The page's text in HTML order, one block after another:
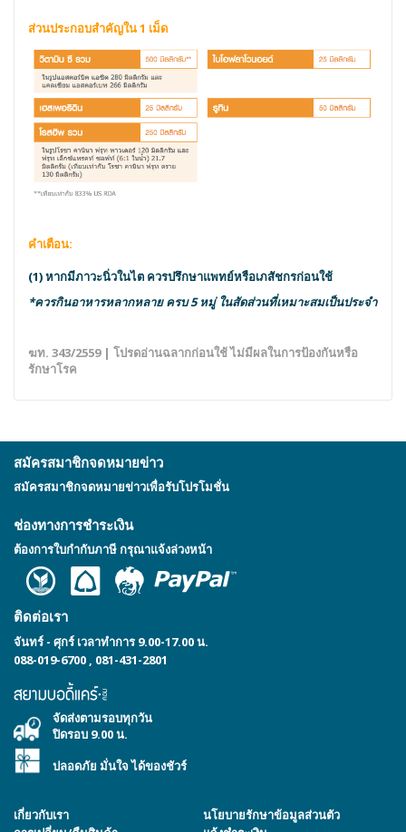
ส่วนประกอบสำคัญใน 1 เม็ด
คำเตือน:
(1) หากมีภาวะนิ่วในไต ควรปรึกษาแพทย์หรือเภสัชกรก่อนใช้
*ควรกินอาหารหลากหลาย ครบ 5 หมู่ ในสัดส่วนที่เหมาะสมเป็นประจำ
ฆท. 343/2559 | โปรดอ่านฉลากก่อนใช้ ไม่มีผลในการป้องกันหรือ
รักษาโรค
สมัครสมาชิกจดหมายข่าว
สมัครสมาชิกจดหมายข่าวเพื่อรับโปรโมชั่น
ช่องทางการชำระเงิน
ต้องการใบกำกับภาษี กรุณาแจ้งล่วงหน้า
ติดต่อเรา
จันทร์ - ศุกร์ เวลาทำการ 9.00-17.00 น.
088-019-6700 , 081-431-2801
จัดส่งตามรอบทุกวัน
ปิดรอบ 9.00 น.
ปลอดภัย มั่นใจ ได้ของชัวร์
เกี่ยวกับเรา
นโยบายรักษาข้อมูลส่วนตัว